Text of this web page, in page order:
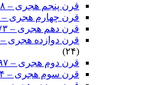
قرن پنجم هجری – ۳۸۸ الی ۴۸۵ شمسی
قرن چهارم هجری – ۲۹۱ الی ۳۸۸ شمسی
قرن دهم هجری – ۸۷۳ الی ۹۷۰ شمسی
قرن دوازده هجری – ۱۰۶۷ الی ۱۱۶۴ شمسی
(۲۴)
قرن دوم هجری – ۹۷ الی ۱۹۴ شمسی
قرن سوم هجری – ۱۹۴ الی ۲۹۱ شمسی